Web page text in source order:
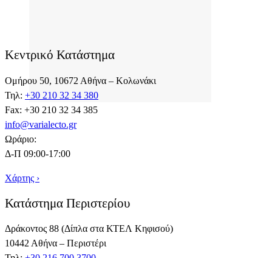
Κεντρικό Κατάστημα
Ομήρου 50, 10672 Αθήνα – Κολωνάκι
Τηλ: +30 210 32 34 380
Fax: +30 210 32 34 385
info@varialecto.gr
Ωράριο:
Δ-Π 09:00-17:00
Χάρτης ›
Κατάστημα Περιστερίου
Δράκοντος 88 (Δίπλα στα ΚΤΕΛ Κηφισού)
10442 Αθήνα – Περιστέρι